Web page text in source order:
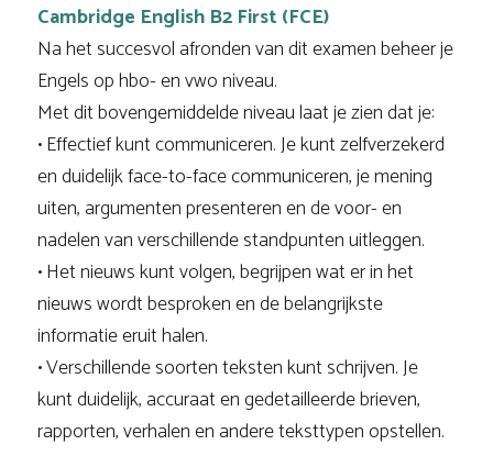
Cambridge English B2 First (FCE)
Na het succesvol afronden van dit examen beheer je
Engels op hbo- en vwo niveau.
Met dit bovengemiddelde niveau laat je zien dat je:
• Effectief kunt communiceren. Je kunt zelfverzekerd
en duidelijk face-to-face communiceren, je mening
uiten, argumenten presenteren en de voor- en
nadelen van verschillende standpunten uitleggen.
• Het nieuws kunt volgen, begrijpen wat er in het
nieuws wordt besproken en de belangrijkste
informatie eruit halen.
• Verschillende soorten teksten kunt schrijven. Je
kunt duidelijk, accuraat en gedetailleerde brieven,
rapporten, verhalen en andere teksttypen opstellen.